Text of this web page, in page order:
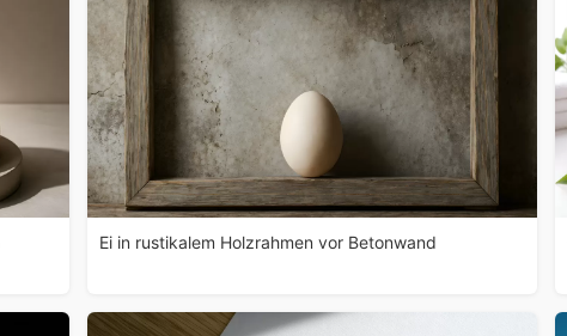
Ei in rustikalem Holzrahmen vor Betonwand